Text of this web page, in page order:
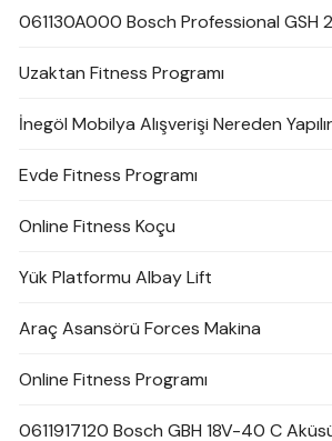
061130A000 Bosch Professional GSH
Uzaktan Fitness Programı
İnegöl Mobilya Alışverişi Nereden
Evde Fitness Programı
Online Fitness Koçu
Yük Platformu Albay Lift
Araç Asansörü Forces Makina
Online Fitness Programı
0611917120 Bosch GBH 18V-40 C